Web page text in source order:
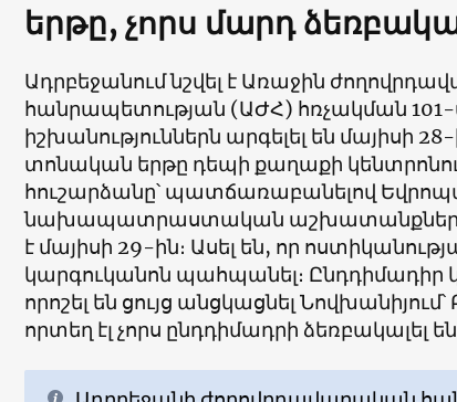
երթը, չորս մարդ
Ադրբեջանում նշվել է Առաջին
հանրապետության (ԱԺՀ) հռչակման 101-
իշխանություններն արգելել են մայիսի
տոնական երթը դեպի քաղաքի
հուշարձանը՝ պատճառաբանելով
նախապատրաստական
է մայիսի 29-ին։ Ասել են, որ
կարգուկանոն պահպանել։ Ընդդիմադիր
որոշել են ցույց անցկացնել
որտեղ էլ չորս ընդդիմադրի ձեռբակալել